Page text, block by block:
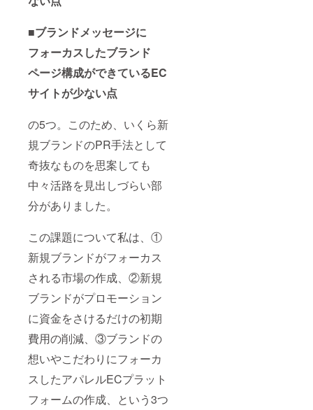
■ブランドメッセージに
フォーカスしたブランド
ページ構成ができているEC
サイトが少ない点
の5つ。このため、いくら新
規ブランドのPR手法として
奇抜なものを思案しても
中々活路を見出しづらい部
分がありました。
この課題について私は、①
新規ブランドがフォーカス
される市場の作成、②新規
ブランドがプロモーション
に資金をさけるだけの初期
費用の削減、③ブランドの
想いやこだわりにフォーカ
スしたアパレルECプラット
フォームの作成、という3つ